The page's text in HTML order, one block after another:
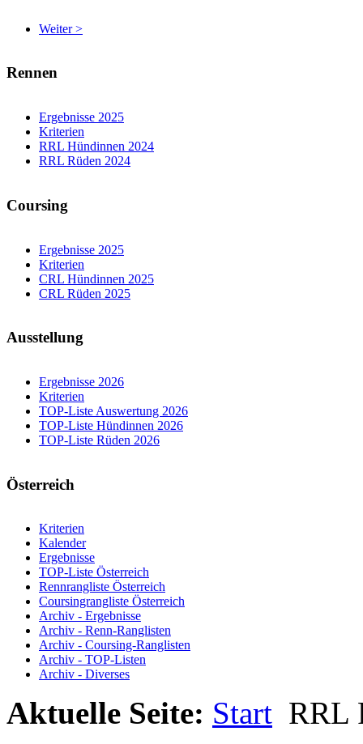
Weiter >
Rennen
Ergebnisse 2025
Kriterien
RRL Hündinnen 2024
RRL Rüden 2024
Coursing
Ergebnisse 2025
Kriterien
CRL Hündinnen 2025
CRL Rüden 2025
Ausstellung
Ergebnisse 2026
Kriterien
TOP-Liste Auswertung 2026
TOP-Liste Hündinnen 2026
TOP-Liste Rüden 2026
Österreich
Kriterien
Kalender
Ergebnisse
TOP-Liste Österreich
Rennrangliste Österreich
Coursingrangliste Österreich
Archiv - Ergebnisse
Archiv - Renn-Ranglisten
Archiv - Coursing-Ranglisten
Archiv - TOP-Listen
Archiv - Diverses
Aktuelle Seite: Start RRL